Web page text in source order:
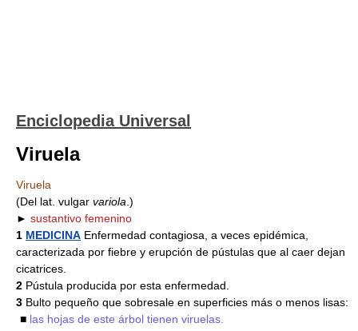
Enciclopedia Universal
Viruela
Viruela
(Del lat. vulgar variola .)
► sustantivo femenino
1 MEDICINA Enfermedad contagiosa, a veces epidémica,
caracterizada por fiebre y erupción de pústulas que al caer dejan
cicatrices.
2 Pústula producida por esta enfermedad.
3 Bulto pequeño que sobresale en superficies más o menos lisas:
■ las hojas de este árbol tienen viruelas.